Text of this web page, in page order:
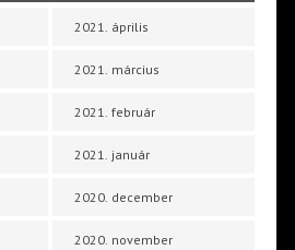
2021. április
2021. március
2021. február
2021. január
2020. december
2020. november